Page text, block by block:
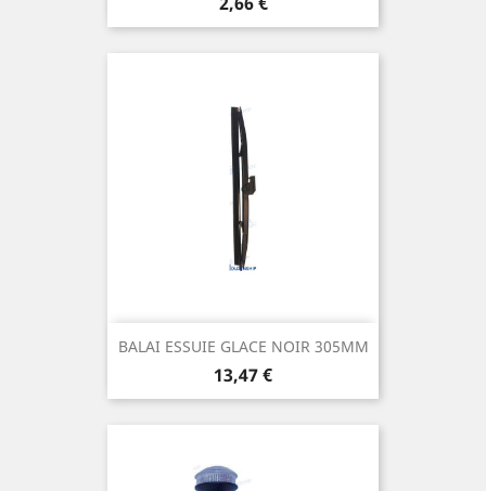
BALAI ESSUIE GLACE NOIR 305MM
Prix
13,47 €